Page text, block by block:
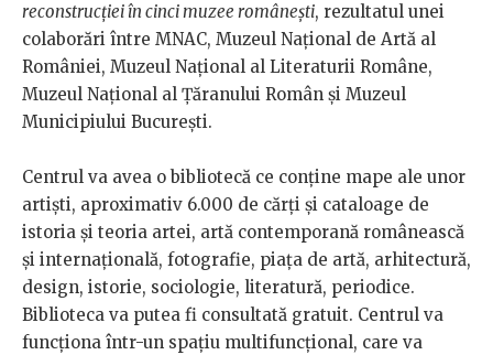
reconstrucției în cinci muzee românești, rezultatul unei
colaborări între MNAC, Muzeul Național de Artă al
României, Muzeul Național al Literaturii Române,
Muzeul Național al Țăranului Român și Muzeul
Municipiului București.
Centrul va avea o bibliotecă ce conține mape ale unor
artiști, aproximativ 6.000 de cărți și cataloage de
istoria și teoria artei, artă contemporană românească
și internațională, fotografie, piața de artă, arhitectură,
design, istorie, sociologie, literatură, periodice.
Biblioteca va putea fi consultată gratuit. Centrul va
funcționa într-un spațiu multifuncțional, care va